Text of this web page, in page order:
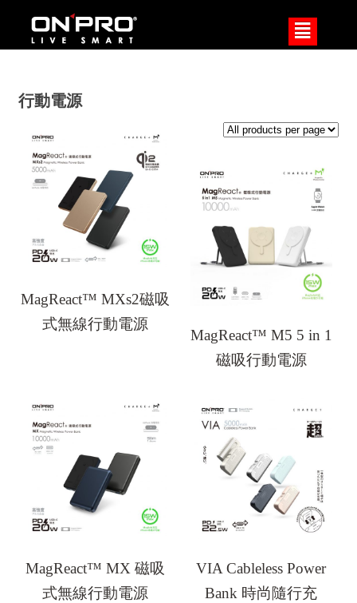
²
行動電源
MagReact™ MXs2磁吸
式無線行動電源
MagReact™ M5 5 in 1
磁吸行動電源
MagReact™ MX 磁吸
式無線行動電源
VIA Cableless Power
Bank 時尚隨行充